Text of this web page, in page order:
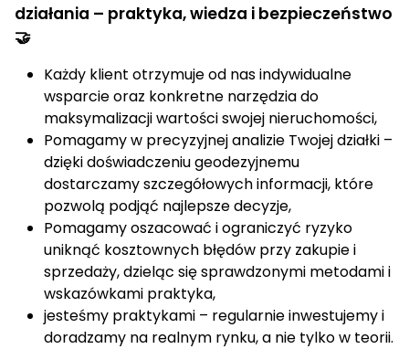
działania – praktyka, wiedza i bezpieczeństwo
🤝
Każdy klient otrzymuje od nas indywidualne
wsparcie oraz konkretne narzędzia do
maksymalizacji wartości swojej nieruchomości,
Pomagamy w precyzyjnej analizie Twojej działki –
dzięki doświadczeniu geodezyjnemu
dostarczamy szczegółowych informacji, które
pozwolą podjąć najlepsze decyzje,
Pomagamy oszacować i ograniczyć ryzyko
uniknąć kosztownych błędów przy zakupie i
sprzedaży, dzieląc się sprawdzonymi metodami i
wskazówkami praktyka,
jesteśmy praktykami – regularnie inwestujemy i
doradzamy na realnym rynku, a nie tylko w teorii.